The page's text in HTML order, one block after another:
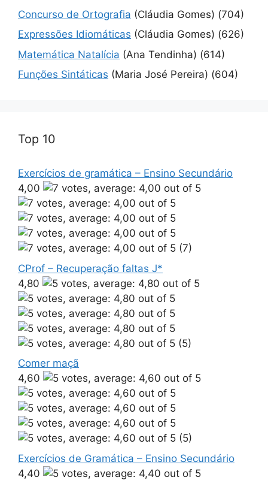
Concurso de Ortografia (Cláudia Gomes) (704)
Expressões Idiomáticas (Cláudia Gomes) (626)
Matemática Natalícia (Ana Tendinha) (614)
Funções Sintáticas (Maria José Pereira) (604)
Top 10
Exercícios de gramática – Ensino Secundário
4,00
(7)
CProf – Recuperação faltas J*
4,80
(5)
Comer maçã
4,60
(5)
Exercícios de Gramática – Ensino Secundário
4,40